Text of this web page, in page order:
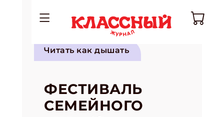
Читать как дышать
ФЕСТИВАЛЬ
СЕМЕЙНОГО